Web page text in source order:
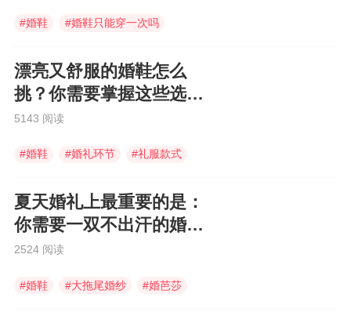
#婚鞋 #婚鞋只能穿一次吗
漂亮又舒服的婚鞋怎么
挑？你需要掌握这些选鞋
小窍门！
5143 阅读
#婚鞋 #婚礼环节 #礼服款式
夏天婚礼上最重要的是：
你需要一双不出汗的婚
鞋！
2524 阅读
#婚鞋 #大拖尾婚纱 #婚芭莎